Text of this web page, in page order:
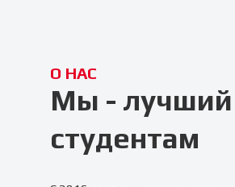
О НАС
Мы -
студентам